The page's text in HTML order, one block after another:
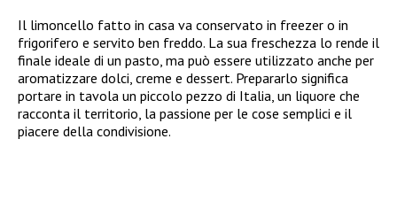
Il limoncello fatto in casa va conservato in freezer o in
frigorifero e servito ben freddo. La sua freschezza lo rende il
finale ideale di un pasto, ma può essere utilizzato anche per
aromatizzare dolci, creme e dessert. Prepararlo significa
portare in tavola un piccolo pezzo di Italia, un liquore che
racconta il territorio, la passione per le cose semplici e il
piacere della condivisione.